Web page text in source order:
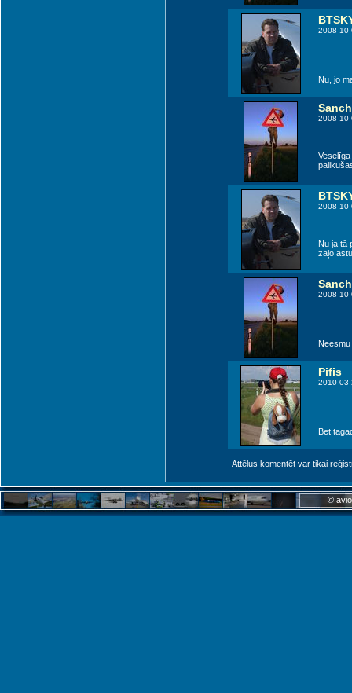
2008-
Nu, jo
2008-
2008-
Nu ja tā
zaļo
2008-
Neesmu
Pifis
2010-
Bet
Attēlus komentēt var tikai
©